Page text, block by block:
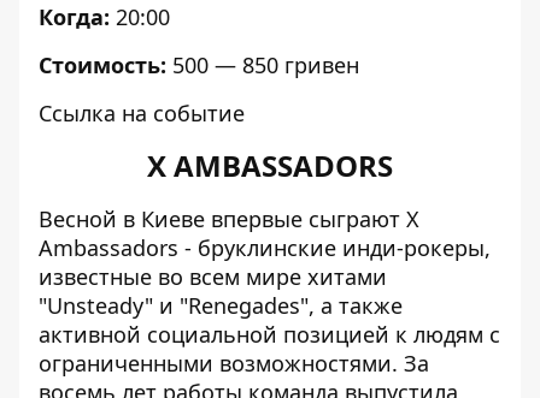
Когда: 20:00
Стоимость: 500 — 850 гривен
Ссылка на событие
X AMBASSADORS
Весной в Киеве впервые сыграют X
Ambassadors - бруклинские инди-рокеры,
известные во всем мире хитами
"Unsteady" и "Renegades", а также
активной социальной позицией к людям с
ограниченными возможностями. За
восемь лет работы команда выпустила